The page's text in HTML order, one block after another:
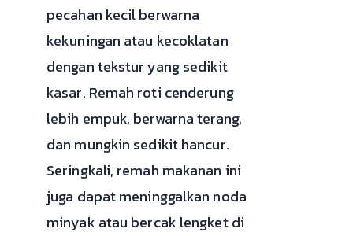
pecahan kecil berwarna
kekuningan atau kecoklatan
dengan tekstur yang sedikit
kasar. Remah roti cenderung
lebih empuk, berwarna terang,
dan mungkin sedikit hancur.
Seringkali, remah makanan ini
juga dapat meninggalkan noda
minyak atau bercak lengket di